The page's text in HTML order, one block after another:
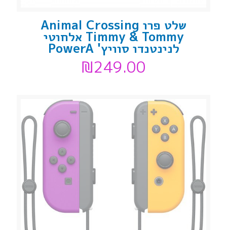
שלט פרו Animal Crossing
Timmy & Tommy אלחוטי
לנינטנדו סוויץ' PowerA
₪249.00